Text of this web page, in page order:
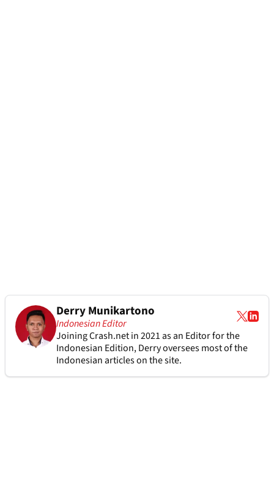
Derry Munikartono
Indonesian Editor
Joining Crash.net in 2021 as an Editor for the
Indonesian Edition, Derry oversees most of the
Indonesian articles on the site.